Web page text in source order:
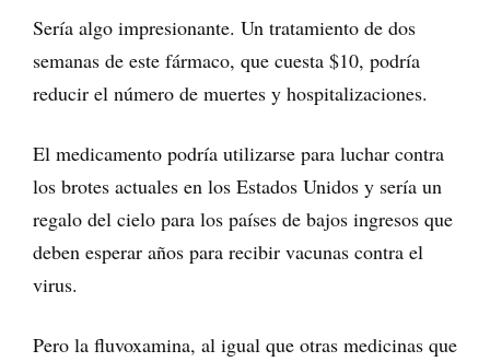
Sería algo impresionante. Un tratamiento de dos
semanas de este fármaco, que cuesta $10, podría
reducir el número de muertes y hospitalizaciones.
El medicamento podría utilizarse para luchar contra
los brotes actuales en los Estados Unidos y sería un
regalo del cielo para los países de bajos ingresos que
deben esperar años para recibir vacunas contra el
virus.
Pero la fluvoxamina, al igual que otras medicinas que